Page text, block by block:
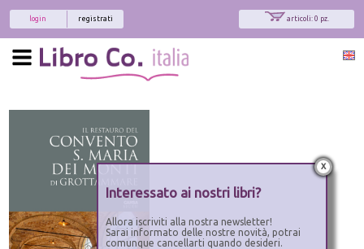
articoli: 0 pz.
registrati
login
x
Interessato ai nostri libri?
Allora iscriviti alla nostra newsletter!
Sarai informato delle nostre novità, potrai
comunque cancellarti quando desideri.